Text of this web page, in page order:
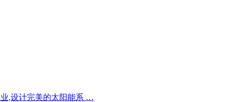
,设计完美的太阳能系 …